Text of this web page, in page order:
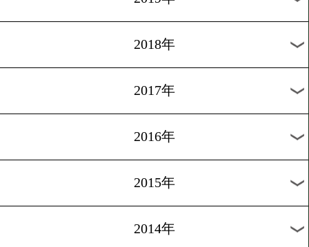
2024年
2023年
2022年
2021年